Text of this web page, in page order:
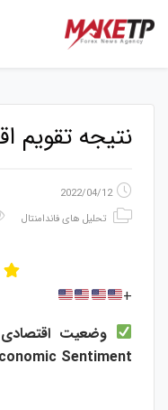
نتیجه تقویم
2022/04/12
تحلیل های فاندامنتال
+
وضعیت اقتصادی
Sentiment)